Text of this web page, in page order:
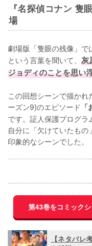
『名探偵コナン 隻
場
劇場版「隻眼の残像」で
という言葉を聞いて、 灰
ジョディのことを思い
この回想シーンで描か
ーズン9)のエピソード
です。証人保護プログ
自分に「欠けていたも
印象的なシーンでした。
第43巻をコミック
【ネタバレ